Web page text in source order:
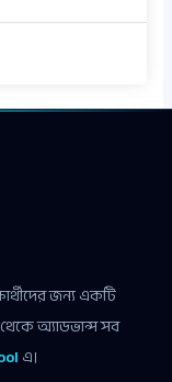
জন্য একটি
থেকে অ্যাডভান্স সব
এ।